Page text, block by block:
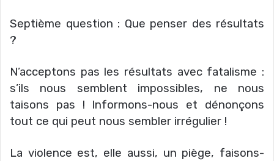
Septième question : Que penser des résultats
?
N’acceptons pas les résultats avec fatalisme :
s’ils nous semblent impossibles, ne nous
taisons pas ! Informons-nous et dénonçons
tout ce qui peut nous sembler irrégulier !
La violence est, elle aussi, un piège, faisons-